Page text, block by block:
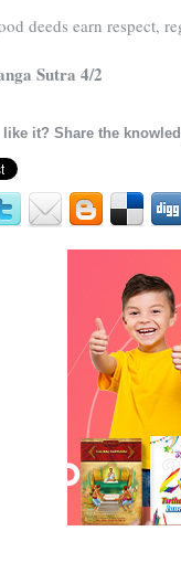
deeds earn respect,
Sutra 4/2
like it? Share the